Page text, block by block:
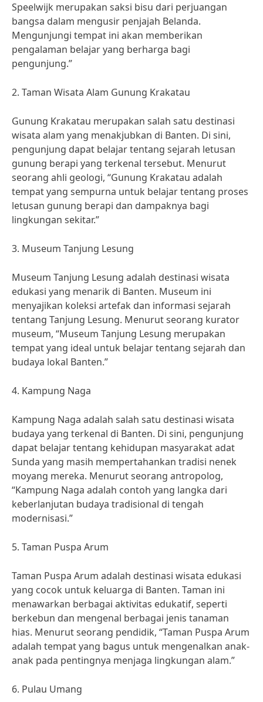
Speelwijk merupakan saksi bisu dari perjuangan
bangsa dalam mengusir penjajah Belanda.
Mengunjungi tempat ini akan memberikan
pengalaman belajar yang berharga bagi
pengunjung.”
2. Taman Wisata Alam Gunung Krakatau
Gunung Krakatau merupakan salah satu destinasi
wisata alam yang menakjubkan di Banten. Di sini,
pengunjung dapat belajar tentang sejarah letusan
gunung berapi yang terkenal tersebut. Menurut
seorang ahli geologi, “Gunung Krakatau adalah
tempat yang sempurna untuk belajar tentang proses
letusan gunung berapi dan dampaknya bagi
lingkungan sekitar.”
3. Museum Tanjung Lesung
Museum Tanjung Lesung adalah destinasi wisata
edukasi yang menarik di Banten. Museum ini
menyajikan koleksi artefak dan informasi sejarah
tentang Tanjung Lesung. Menurut seorang kurator
museum, “Museum Tanjung Lesung merupakan
tempat yang ideal untuk belajar tentang sejarah dan
budaya lokal Banten.”
4. Kampung Naga
Kampung Naga adalah salah satu destinasi wisata
budaya yang terkenal di Banten. Di sini, pengunjung
dapat belajar tentang kehidupan masyarakat adat
Sunda yang masih mempertahankan tradisi nenek
moyang mereka. Menurut seorang antropolog,
“Kampung Naga adalah contoh yang langka dari
keberlanjutan budaya tradisional di tengah
modernisasi.”
5. Taman Puspa Arum
Taman Puspa Arum adalah destinasi wisata edukasi
yang cocok untuk keluarga di Banten. Taman ini
menawarkan berbagai aktivitas edukatif, seperti
berkebun dan mengenal berbagai jenis tanaman
hias. Menurut seorang pendidik, “Taman Puspa Arum
adalah tempat yang bagus untuk mengenalkan anak-
anak pada pentingnya menjaga lingkungan alam.”
6. Pulau Umang